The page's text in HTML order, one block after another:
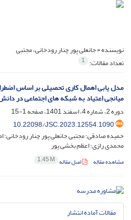
نویسنده =جانعلی پور چنار رودخانی، مجتبی
تعداد مقالات: 1
میانجی اعتیاد به شبکه های اجتماعی در
دوره 2، شماره 4، اسفند 1401، صفحه
1-15
10.22098/JSC.2023.12554.1090
حمیده صادقی؛ مجتبی جانعلی پور چنار رودخانی؛
محمدی رازی؛ اعظم بخشی پور
مشاهده مقاله اصل مقاله 1.45 M
مقالات آماده انتشار